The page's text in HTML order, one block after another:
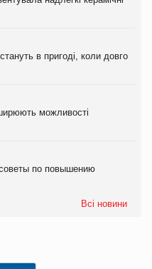
в пригоді, коли довго
можливості
по повышению
Всі новини